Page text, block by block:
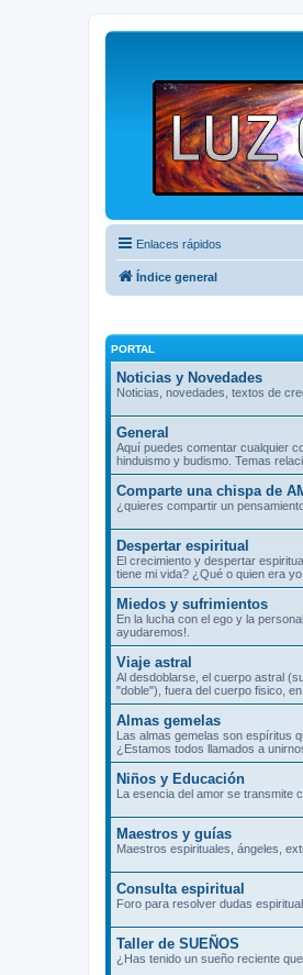
Enlaces rápidos
Índice general
PORTAL
Noticias y Novedades
Noticias, novedades, textos de
General
Aquí puedes comentar cualquier
hinduismo y budismo. Temas
Comparte una chispa de
¿quieres compartir un
Despertar espiritual
El crecimiento y despertar
tiene mi vida? ¿Qué o quien era
Miedos y sufrimientos
En la lucha con el ego y la
ayudaremos!.
Viaje astral
Al desdoblarse, el cuerpo astral
"doble"), fuera del cuerpo fisico,
Almas gemelas
Las almas gemelas son espíritus
¿Estamos todos llamados a
Niños y Educación
La esencia del amor se transmite
Maestros y guías
Maestros espirituales, ángeles,
Consulta espiritual
Foro para resolver dudas
Taller de SUEÑOS
¿Has tenido un sueño reciente